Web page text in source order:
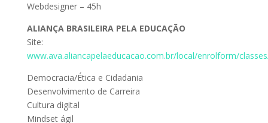
Webdesigner – 45h
ALIANÇA BRASILEIRA PELA EDUCAÇÃO
Site:
www.ava.aliancapelaeducacao.com.br/local/enrolform/
Democracia/Ética e Cidadania
Desenvolvimento de Carreira
Cultura digital
Mindset ágil